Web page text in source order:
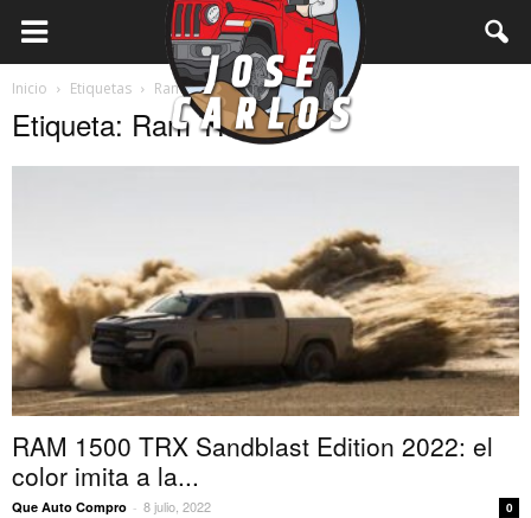
Inicio Etiquetas Ram TRX
Etiqueta: Ram TRX
RAM 1500 TRX Sandblast Edition 2022: el
color imita a la...
Que Auto Compro - 8 julio, 2022 0